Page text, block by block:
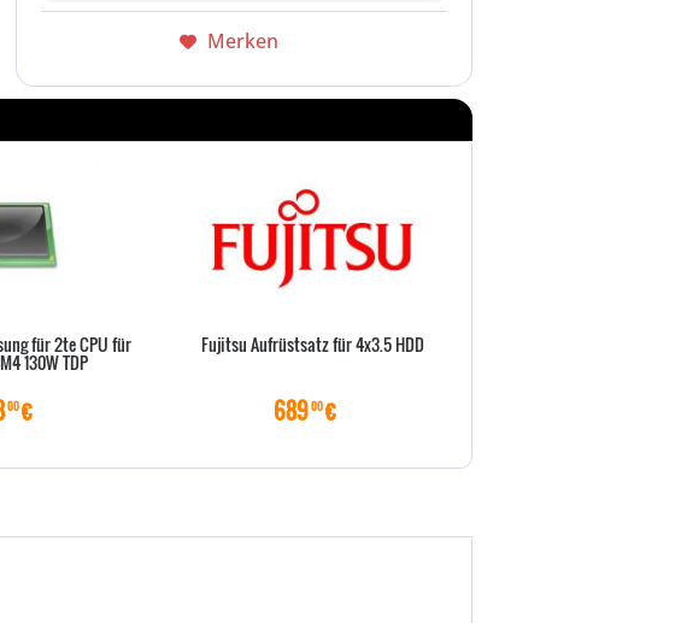
Merken
für 2te CPU für
130W TDP
00€
Fujitsu Aufrüstsatz für 4x3.5 HDD
68900€